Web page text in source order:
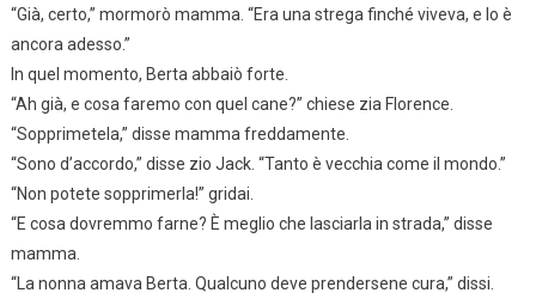
“Già, certo,” mormorò mamma. “Era una strega finché viveva, e lo è
ancora adesso.”
In quel momento, Berta abbaiò forte.
“Ah già, e cosa faremo con quel cane?” chiese zia Florence.
“Sopprimetela,” disse mamma freddamente.
“Sono d’accordo,” disse zio Jack. “Tanto è vecchia come il mondo.”
“Non potete sopprimerla!” gridai.
“E cosa dovremmo farne? È meglio che lasciarla in strada,” disse
mamma.
“La nonna amava Berta. Qualcuno deve prendersene cura,” dissi.